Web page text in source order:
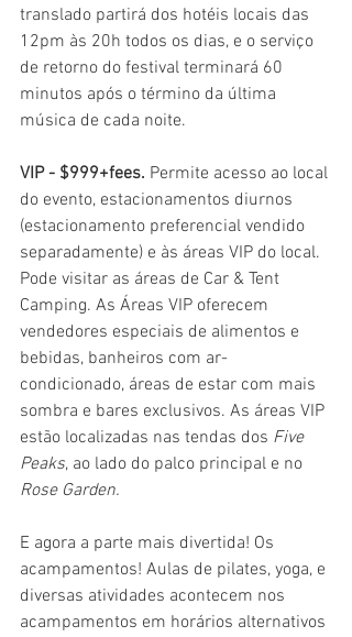
translado partirá dos hotéis locais das
12pm às 20h todos os dias, e o serviço
de retorno do festival terminará 60
minutos após o término da última
música de cada noite.
VIP - $999+fees. Permite acesso ao local
do evento, estacionamentos diurnos
(estacionamento preferencial vendido
separadamente) e às áreas VIP do local.
Pode visitar as áreas de Car & Tent
Camping. As Áreas VIP oferecem
vendedores especiais de alimentos e
bebidas, banheiros com ar-
condicionado, áreas de estar com mais
sombra e bares exclusivos. As áreas VIP
estão localizadas nas tendas dos Five
Peaks, ao lado do palco principal e no
Rose Garden.
E agora a parte mais divertida! Os
acampamentos! Aulas de pilates, yoga, e
diversas atividades acontecem nos
acampamentos em horários alternativos